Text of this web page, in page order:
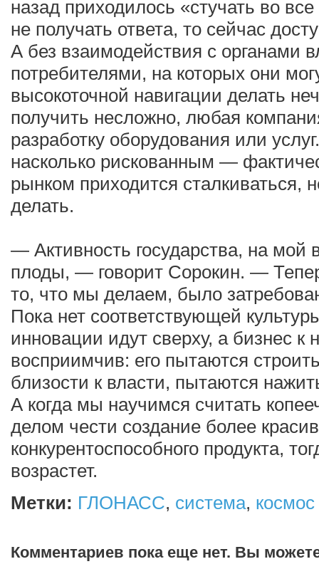
назад приходилось «стучать во
не получать ответа, то сейчас
А без взаимодействия с органами
потребителями, на которых они
высокоточной навигации делать
получить несложно, любая
разработку оборудования или
насколько рискованным —
рынком приходится сталкиваться,
делать.
— Активность государства, на мой
плоды, — говорит Сорокин. —
то, что мы делаем, было
Пока нет соответствующей
инновации идут сверху, а бизнес к
восприимчив: его пытаются
близости к власти, пытаются
А когда мы научимся считать
делом чести создание более
конкурентоспособного продукта,
возрастет.
Метки: ГЛОНАСС, система, космос
Комментариев пока еще нет. Вы